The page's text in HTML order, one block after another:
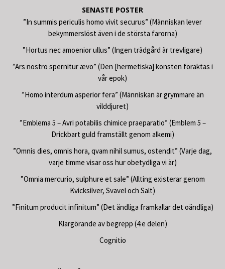
SENASTE POSTER
”In summis periculis homo vivit securus” (Människan lever
bekymmerslöst även i de största farorna)
”Hortus nec amoenior ullus” (Ingen trädgård är trevligare)
”Ars nostro spernitur ævo” (Den [hermetiska] konsten föraktas i
vår epok)
”Homo interdum asperior fera” (Människan är grymmare än
vilddjuret)
”Emblema 5 – Avri potabilis chimice praeparatio” (Emblem 5 –
Drickbart guld framställt genom alkemi)
”Omnis dies, omnis hora, qvam nihil sumus, ostendit” (Varje dag,
varje timme visar oss hur obetydliga vi är)
”Omnia mercurio, sulphure et sale” (Allting existerar genom
Kvicksilver, Svavel och Salt)
”Finitum producit infinitum” (Det ändliga framkallar det oändliga)
Klargörande av begrepp (4:e delen)
Cognitio